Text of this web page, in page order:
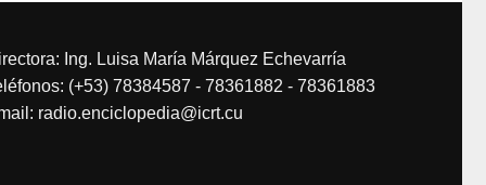
Ing. Luisa María Márquez Echevarría
(+53) 78384587 - 78361882 - 78361883
radio.enciclopedia@icrt.cu